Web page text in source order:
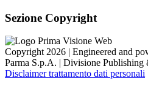
Sezione Copyright
Copyright 2026 | Engineered and
Parma S.p.A. | Divisione
Disclaimer trattamento dati personali